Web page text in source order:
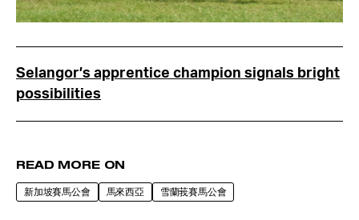
Selangor’s apprentice champion signals bright
possibilities
READ MORE ON
新加坡賽馬公會 馬來西亞 雪蘭莪賽馬公會